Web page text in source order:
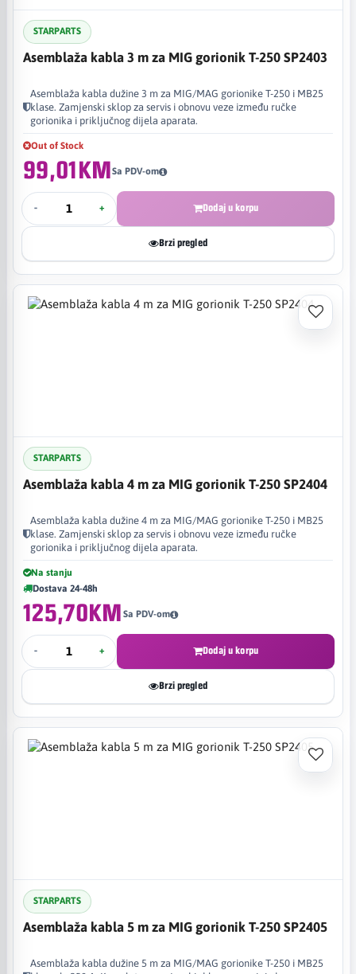
STARPARTS
Asemblaža kabla 3 m za MIG gorionik T-250 SP2403
Asemblaža kabla dužine 3 m za MIG/MAG gorionike T-250 i MB25
klase. Zamjenski sklop za servis i obnovu veze između ručke
gorionika i priključnog dijela aparata.
Out of Stock
99,01KMSa PDV-om
- + Dodaj u korpu
Brzi pregled
STARPARTS
Asemblaža kabla 4 m za MIG gorionik T-250 SP2404
Asemblaža kabla dužine 4 m za MIG/MAG gorionike T-250 i MB25
klase. Zamjenski sklop za servis i obnovu veze između ručke
gorionika i priključnog dijela aparata.
Na stanju
Dostava 24-48h
125,70KM Sa PDV-om
- + Dodaj u korpu
Brzi pregled
STARPARTS
Asemblaža kabla 5 m za MIG gorionik T-250 SP2405
Asemblaža kabla dužine 5 m za MIG/MAG gorionike T-250 i MB25